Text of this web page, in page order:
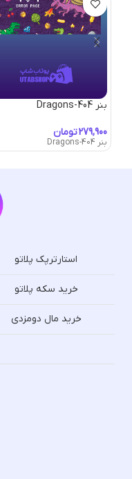
بنر 404-Dragons
تومان
بنر 404-Dragons
استارترپک پلاتو
خرید سکه پلاتو
خرید مال دومزدی